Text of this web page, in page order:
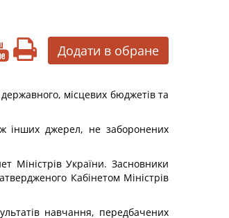
Додати в обране
місцевих бюджетів та
інших джерел, не заборонених
Міністрів України. Засновники
Кабінетом Міністрів
навчання, передбачених